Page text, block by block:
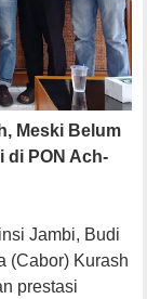
Meski Belum
di PON Ach-
Jambi, Budi
(Cabor) Kurash
prestasi